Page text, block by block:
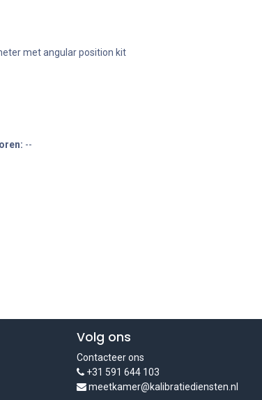
met angular position kit
: --
Volg ons
Contacteer ons
+31 591 644 103
meetkamer@kalibratiediensten.nl